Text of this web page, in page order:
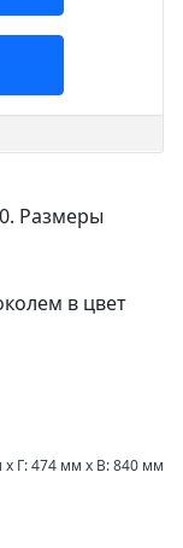
Размеры
в цвет
Г: 474 мм x В: 840 мм